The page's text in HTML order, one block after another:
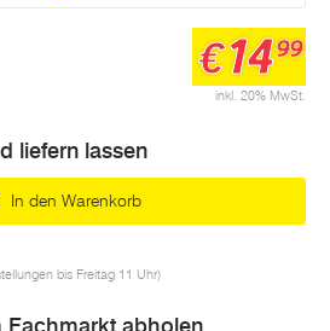
inkl. 20% MwSt.
€1499
liefern lassen
In den Warenkorb
bis Freitag 11 Uhr)